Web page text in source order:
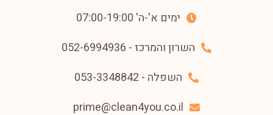
ימים א'-ה' 07:00-19:00
השרון והמרכז - 052-6994936⁩
השפלה - 053-3348842⁩
prime@clean4you.co.il